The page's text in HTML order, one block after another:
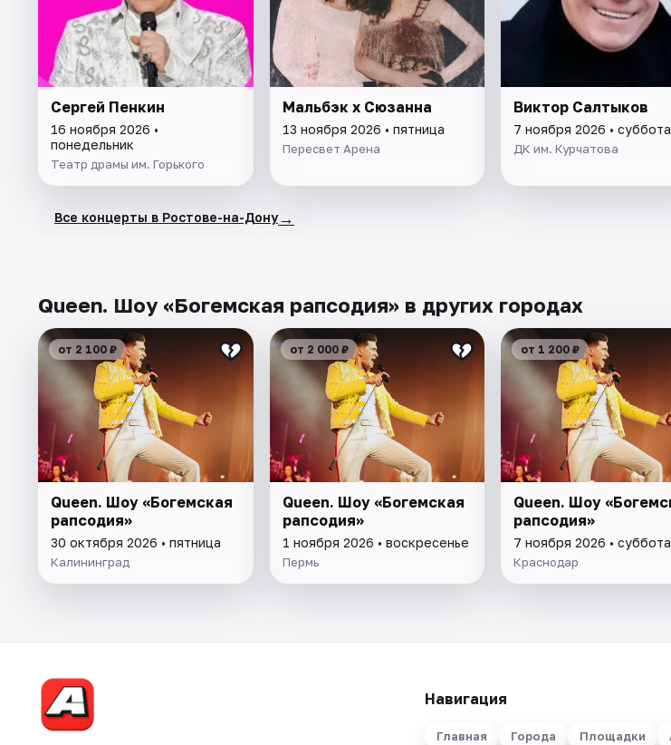
Сергей Пенкин
16 ноября 2026 •
понедельник
Театр драмы им. Горького
Мальбэк x Сюзанна
13 ноября 2026 • пятница
Пересвет Арена
Виктор Салтыков
7 ноября 2026 • суббота
ДК им. Курчатова
Все концерты в Ростове-на-Дону→
Queen. Шоу «Богемская рапсодия» в других городах
от 2 100 ₽
Queen. Шоу «Богемская
рапсодия»
30 октября 2026 • пятница
Калининград
от 2 000 ₽
Queen. Шоу «Богемская
рапсодия»
1 ноября 2026 • воскресенье
Пермь
от 1 200 ₽
Queen. Шоу
рапсодия»
7 ноября 2026 • суббота
Краснодар
Навигация
Главная Города Площадки